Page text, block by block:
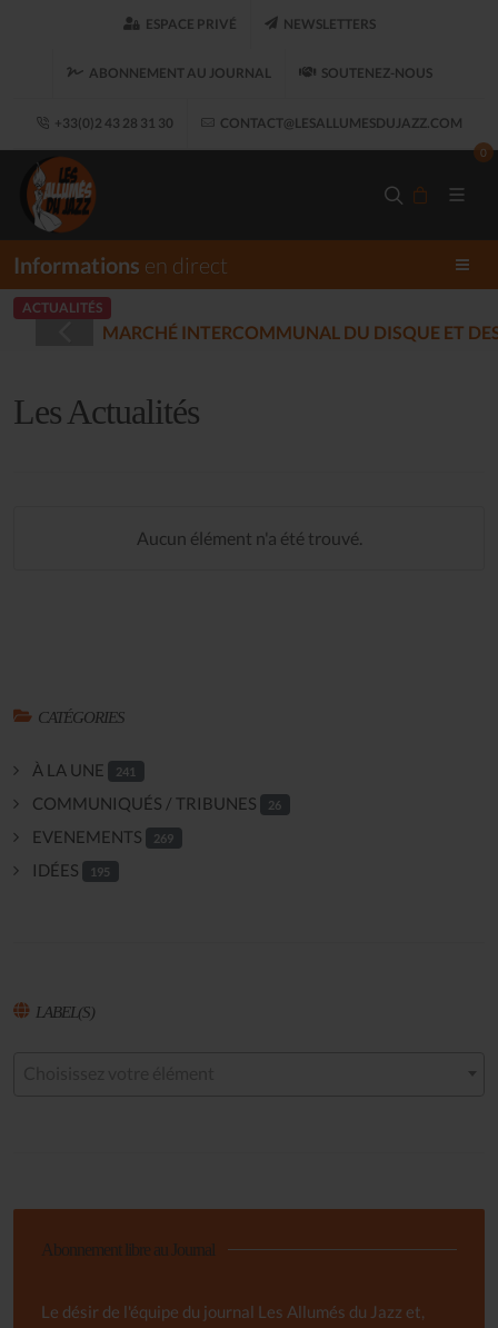
ESPACE PRIVÉ NEWSLETTERS
ABONNEMENT AU JOURNAL SOUTENEZ-NOUS
+33(0)2 43 28 31 30 CONTACT@LESALLUMESDUJAZZ.COM
0
Informations en direct
ACTUALITÉS
- PLOUARET (2025-12-17)
Les Actualités
Aucun élément n'a été trouvé.
CATÉGORIES
À LA UNE 241
COMMUNIQUÉS / TRIBUNES 26
EVENEMENTS 269
IDÉES 195
LABEL(S)
Abonnement libre au Journal
Le désir de l'équipe du journal Les Allumés du Jazz et,